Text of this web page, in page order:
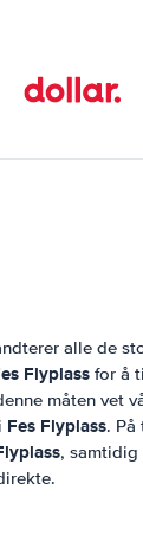
alle de
Flyplass for å
måten vet
Fes Flyplass. På
, samtidig